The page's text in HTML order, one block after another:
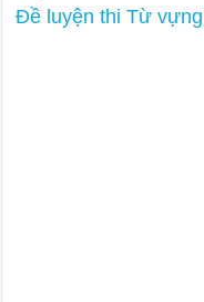
Đề luyện thi Từ